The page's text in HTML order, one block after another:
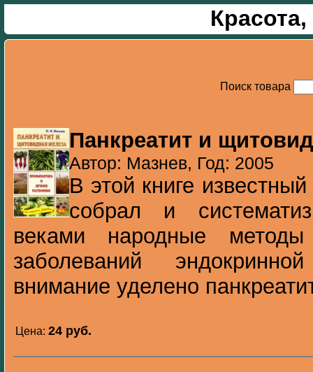
Поиск товара
Панкреатит и
Автор: Мазнев, Год: 2005
В этой книге
собрал и
веками народные
заболеваний
внимание уделено
Цена: 24 pуб.